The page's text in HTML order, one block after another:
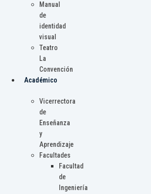
Manual
de
identidad
visual
Teatro
La
Convención
Académico
Vicerrectora
de
Enseñanza
y
Aprendizaje
Facultades
Facultad
de
Ingeniería